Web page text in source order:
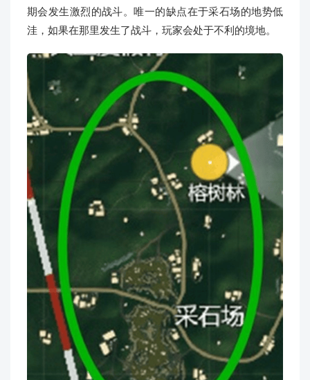
期会发生激烈的战斗。唯一的缺点在于采石场的地势低
洼，如果在那里发生了战斗，玩家会处于不利的境地。